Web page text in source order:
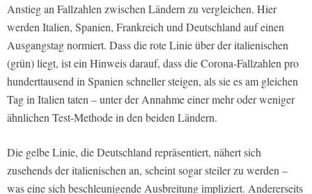
Anstieg an Fallzahlen zwischen Ländern zu vergleichen. Hier
werden Italien, Spanien, Frankreich und Deutschland auf einen
Ausgangstag normiert. Dass die rote Linie über der italienischen
(grün) liegt, ist ein Hinweis darauf, dass die Corona-Fallzahlen pro
hunderttausend in Spanien schneller steigen, als sie es am gleichen
Tag in Italien taten – unter der Annahme einer mehr oder weniger
ähnlichen Test-Methode in den beiden Ländern.
Die gelbe Linie, die Deutschland repräsentiert, nähert sich
zusehends der italienischen an, scheint sogar steiler zu werden –
was eine sich beschleunigende Ausbreitung impliziert. Andererseits